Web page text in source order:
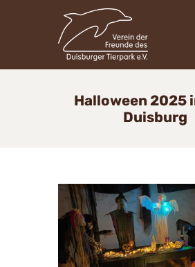
Halloween 2025
Duisburg
Zoofreunde Duisburg
Mitgliedschaft
InfoCenter
Newsletter
Kontakt